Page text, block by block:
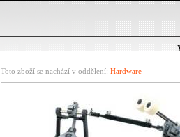
Toto zboží se nachází v oddělení: Hardware